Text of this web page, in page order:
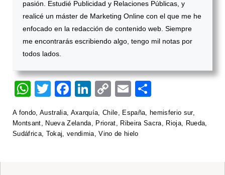
pasión. Estudié Publicidad y Relaciones Públicas, y
realicé un máster de Marketing Online con el que me he
enfocado en la redacción de contenido web. Siempre
me encontrarás escribiendo algo, tengo mil notas por
todos lados.
W
at
s
T
tt
er
F
c
e
Li
k
e
C
p
y
E
ail ar
A fondo Australia, Axarquía Chile España hemisferio sur,
Montsant
Nueva Zelanda Priorat Ribeira Sacra Rioja, Rueda
Sudáfrica, Tokaj vendimia ,Vino de hielo